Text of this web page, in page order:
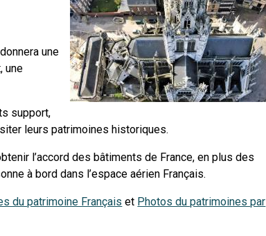
une
une
support,
leurs patrimoines historiques.
l’accord des bâtiments de France, en plus des
à bord dans l’espace aérien Français.
du patrimoine Français et Photos du patrimoines par